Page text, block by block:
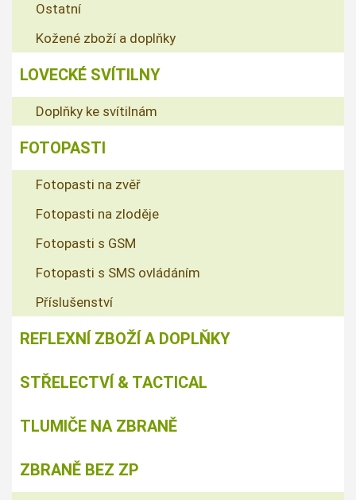
Ostatní
Kožené zboží a doplňky
LOVECKÉ SVÍTILNY
Doplňky ke svítilnám
FOTOPASTI
Fotopasti na zvěř
Fotopasti na zloděje
Fotopasti s GSM
Fotopasti s SMS ovládáním
Příslušenství
REFLEXNÍ ZBOŽÍ A DOPLŇKY
STŘELECTVÍ & TACTICAL
TLUMIČE NA ZBRANĚ
ZBRANĚ BEZ ZP